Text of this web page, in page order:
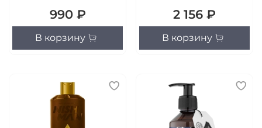
990 ₽
В корзину
2 156 ₽
В корзину